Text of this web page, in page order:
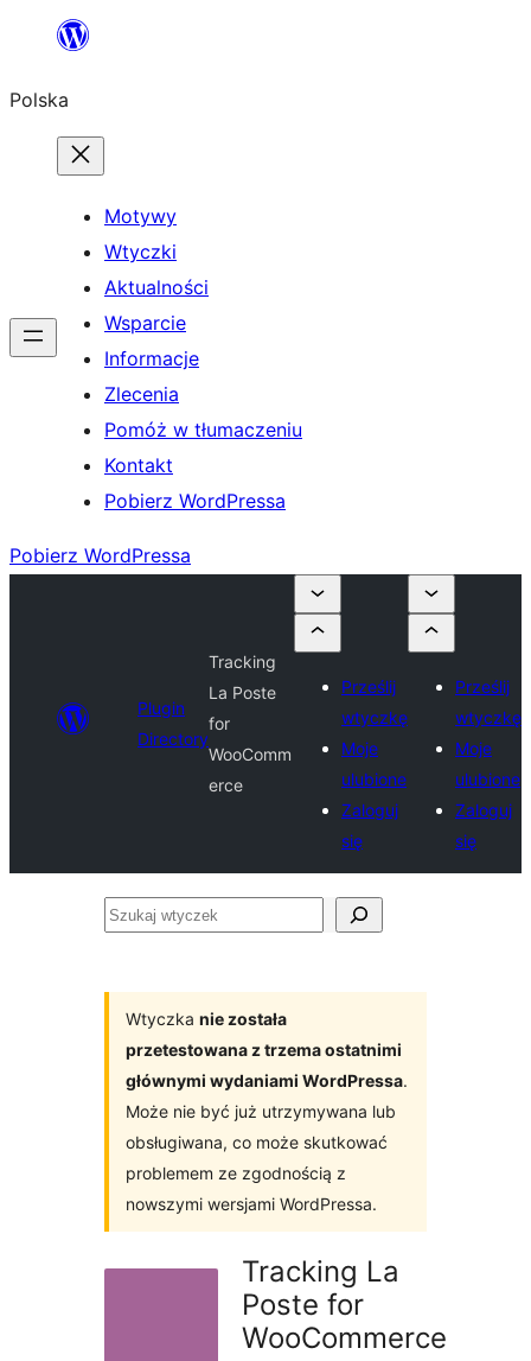
Przejdź
treści
Polska
Motywy
Wtyczki
Aktualności
Wsparcie
Informacje
Zlecenia
Pomóż w tłumaczeniu
Kontakt
Pobierz WordPressa
Pobierz WordPressa
Plugin
Directory
Tracking
La Poste
for
WooComm
erce
Prześlij
wtyczkę
Moje
ulubione
Zaloguj
się
Prześlij
wtyczkę
Moje
ulubione
Zaloguj
się
Szukaj
Wtyczka nie została
przetestowana z trzema ostatnimi
głównymi wydaniami WordPressa.
Może nie być już utrzymywana lub
obsługiwana, co może skutkować
problemem ze zgodnością z
nowszymi wersjami WordPressa.
Tracking La
Poste for
WooCommerce